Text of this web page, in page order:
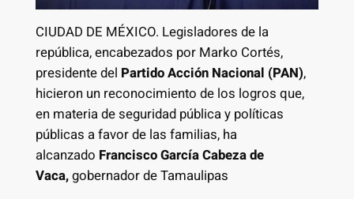
CIUDAD DE MÉXICO. Legisladores de la
república, encabezados por Marko Cortés,
presidente del Partido Acción Nacional (PAN),
hicieron un reconocimiento de los logros que,
en materia de seguridad pública y políticas
públicas a favor de las familias, ha
alcanzado Francisco García Cabeza de
Vaca,gobernador de Tamaulipas